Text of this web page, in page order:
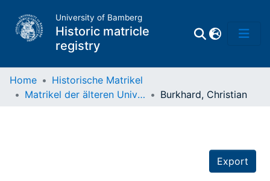
University of Bamberg
Historic matricle
registry
Home
Historische Matrikel
Matrikel der älteren Universität
Burkhard, Christian
Export